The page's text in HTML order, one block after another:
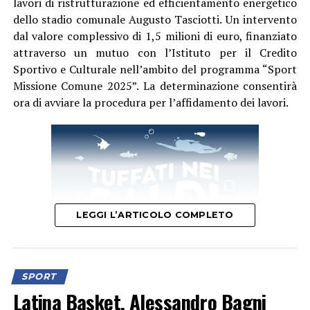
Campionato Europeo è un sogno che diventa realtà, un
coronamento incredibile per il lavoro svolto ogni
singolo giorno in palestra dal nostro staff e dalla nostra
atleta – dichiara il Presidente Ing. Riccardo Palumbo –
In un periodo in cui la cronaca locale ci riserva spesso
notizie ed eventi complessi, abbiamo il dovere e
l’orgoglio di raccontare l’altra faccia di Aprilia: quella
fatta di talento, sacrifici, bellezza e grandi vittorie.
Questo traguardo dimostra di cosa sono capaci i nostri
giovani quando vengono sostenuti con competenza e
dello stadio comunale Augusto Tasciotti. Un intervento
dal valore complessivo di 1,5 milioni di euro, finanziato
attraverso un mutuo con l’Istituto per il Credito
Sportivo e Culturale nell’ambito del programma “Sport
Missione Comune 2025”. La determinazione consentirà
ora di avviare la procedura per l’affidamento dei lavori.
LEGGI L’ARTICOLO COMPLETO
SPORT
Latina Basket, Alessandro Bagni